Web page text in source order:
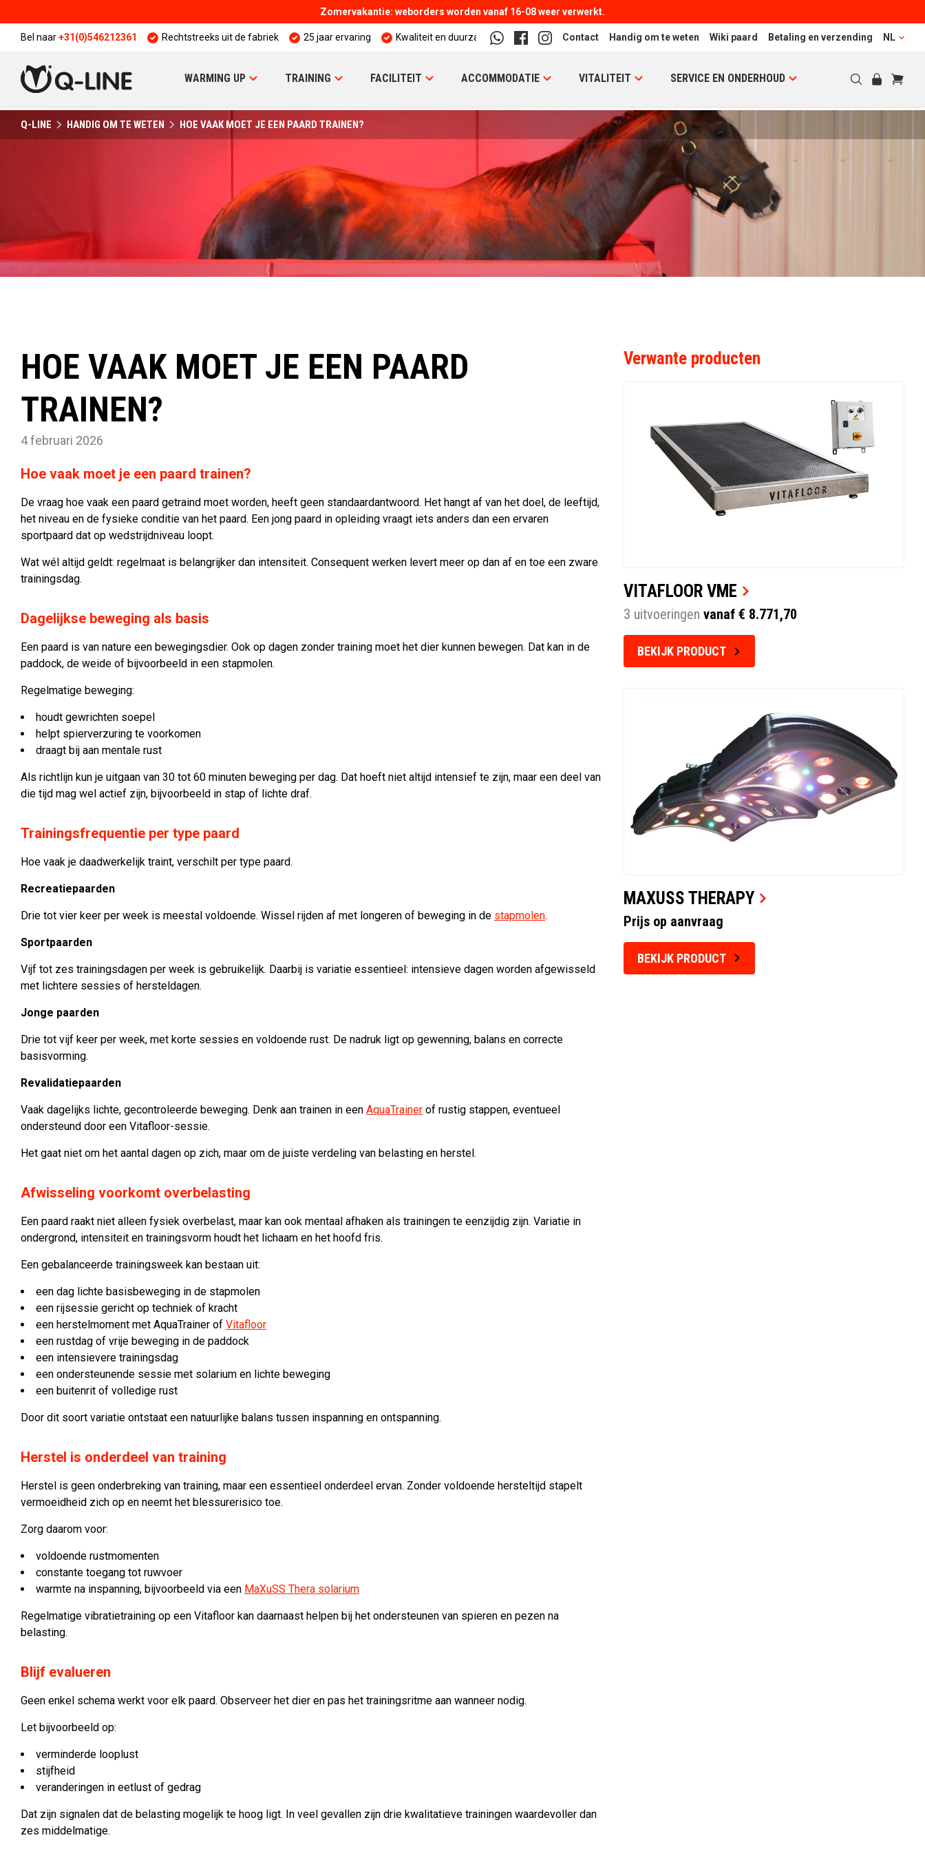
Zomervakantie: weborders worden vanaf 16-08 weer verwerkt.
Bel naar+31(0)546212361 Rechtstreeks uit de fabriek 25 jaar ervaring Kwaliteit en duurzaamheid Contact Handig om te weten Wiki paard Betaling en verzending NL
WARMING UP TRAINING FACILITEIT ACCOMMODATIE VITALITEIT SERVICE EN ONDERHOUD
Q-LINE HANDIG OM TE WETEN HOE VAAK MOET JE EEN PAARD TRAINEN?
HOE VAAK MOET JE EEN PAARD
TRAINEN?
4 februari 2026
Hoe vaak moet je een paard trainen?
De vraag hoe vaak een paard getraind moet worden, heeft geen standaardantwoord. Het hangt af van het doel, de leeftijd,
het niveau en de fysieke conditie van het paard. Een jong paard in opleiding vraagt iets anders dan een ervaren
sportpaard dat op wedstrijdniveau loopt.
Wat wél altijd geldt: regelmaat is belangrijker dan intensiteit. Consequent werken levert meer op dan af en toe een zware
trainingsdag.
Dagelijkse beweging als basis
Een paard is van nature een bewegingsdier. Ook op dagen zonder training moet het dier kunnen bewegen. Dat kan in de
paddock, de weide of bijvoorbeeld in een stapmolen.
Regelmatige beweging:
houdt gewrichten soepel
helpt spierverzuring te voorkomen
draagt bij aan mentale rust
Als richtlijn kun je uitgaan van 30 tot 60 minuten beweging per dag. Dat hoeft niet altijd intensief te zijn, maar een deel van
die tijd mag wel actief zijn, bijvoorbeeld in stap of lichte draf.
Trainingsfrequentie per type paard
Hoe vaak je daadwerkelijk traint, verschilt per type paard.
Recreatiepaarden
Drie tot vier keer per week is meestal voldoende. Wissel rijden af met longeren of beweging in de stapmolen.
Sportpaarden
Vijf tot zes trainingsdagen per week is gebruikelijk. Daarbij is variatie essentieel: intensieve dagen worden afgewisseld
met lichtere sessies of hersteldagen.
Jonge paarden
Drie tot vijf keer per week, met korte sessies en voldoende rust. De nadruk ligt op gewenning, balans en correcte
basisvorming.
Revalidatiepaarden
Vaak dagelijks lichte, gecontroleerde beweging. Denk aan trainen in een AquaTrainer of rustig stappen, eventueel
ondersteund door een Vitafloor-sessie.
Het gaat niet om het aantal dagen op zich, maar om de juiste verdeling van belasting en herstel.
Afwisseling voorkomt overbelasting
Een paard raakt niet alleen fysiek overbelast, maar kan ook mentaal afhaken als trainingen te eenzijdig zijn. Variatie in
ondergrond, intensiteit en trainingsvorm houdt het lichaam en het hoofd fris.
Een gebalanceerde trainingsweek kan bestaan uit:
een dag lichte basisbeweging in de stapmolen
een rijsessie gericht op techniek of kracht
een herstelmoment met AquaTrainer of Vitafloor
een rustdag of vrije beweging in de paddock
een intensievere trainingsdag
een ondersteunende sessie met solarium en lichte beweging
een buitenrit of volledige rust
Door dit soort variatie ontstaat een natuurlijke balans tussen inspanning en ontspanning.
Herstel is onderdeel van training
Herstel is geen onderbreking van training, maar een essentieel onderdeel ervan. Zonder voldoende hersteltijd stapelt
vermoeidheid zich op en neemt het blessurerisico toe.
Zorg daarom voor:
voldoende rustmomenten
constante toegang tot ruwvoer
warmte na inspanning, bijvoorbeeld via een MaXuSS Thera solarium
Regelmatige vibratietraining op een Vitafloor kan daarnaast helpen bij het ondersteunen van spieren en pezen na
belasting.
Blijf evalueren
Geen enkel schema werkt voor elk paard. Observeer het dier en pas het trainingsritme aan wanneer nodig.
Let bijvoorbeeld op:
verminderde looplust
stijfheid
veranderingen in eetlust of gedrag
Dat zijn signalen dat de belasting mogelijk te hoog ligt. In veel gevallen zijn drie kwalitatieve trainingen waardevoller dan
zes middelmatige.
Verwante producten
VITAFLOOR VME
3 uitvoeringen vanaf € 8.771,70
BEKIJK PRODUCT
MAXUSS THERAPY
Prijs op aanvraag
BEKIJK PRODUCT